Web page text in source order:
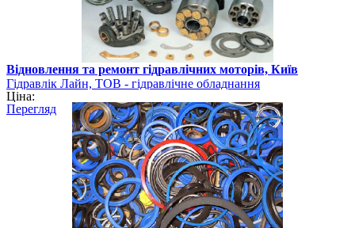
Відновлення та ремонт гідравлічних моторів, Київ
Гідравлік Лайн, ТОВ - гідравлічне обладнання
Ціна:
Перегляд